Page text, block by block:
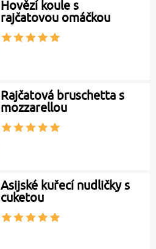
Hovězí koule s
rajčatovou omáčkou
Rajčatová bruschetta s
mozzarellou
Asijské kuřecí nudličky s
cuketou